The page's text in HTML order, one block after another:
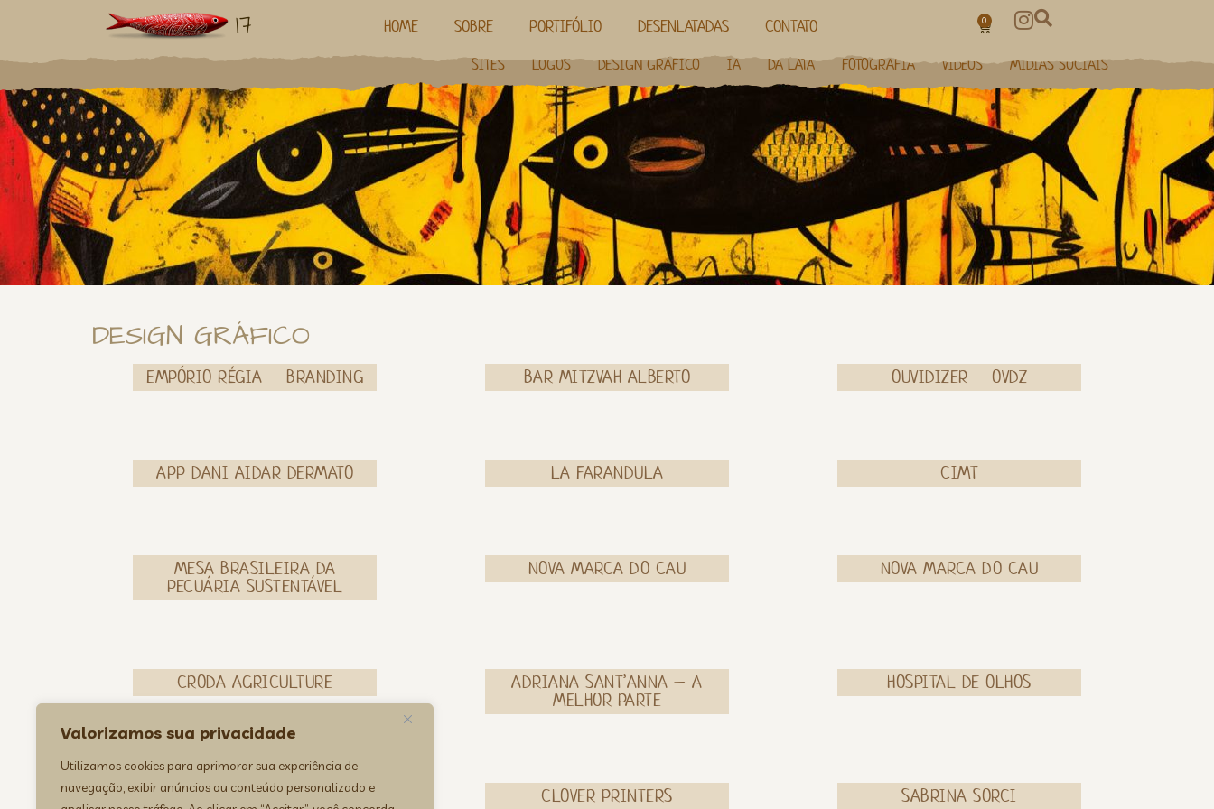
Valorizamos sua privacidade
Utilizamos cookies para aprimorar sua experiência de
navegação, exibir anúncios ou conteúdo personalizado e
17 HOME SOBRE PORTIFÓLIO DESENLATADAS CONTATO 0
SITES LOGOS DESIGN GRÁFICO IA DA LATA FOTOGRAFIA VÍDEOS MÍDIAS SOCIAIS
DESIGN GRÁFICO
EMPÓRIO RÉGIA – BRANDING BAR MITZVAH ALBERTO OUVIDIZER – OVDZ
APP DANI AIDAR DERMATO LA FARANDULA CIMT
MESA BRASILEIRA DA
PECUÁRIA SUSTENTÁVEL
NOVA MARCA DO CAU NOVA MARCA DO CAU
CRODA AGRICULTURE
ADRIANA SANT’ANNA – A
MELHOR PARTE
HOSPITAL DE OLHOS
CARLA LOBATO CLOVER PRINTERS SABRINA SORCI